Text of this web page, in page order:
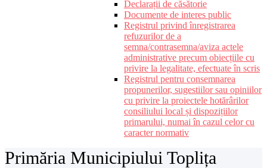
Declarații de căsătorie
Documente de interes public
Registrul privind înregistrarea
refuzurilor de a
semna/contrasemna/aviza actele
administrative precum obiecțiile cu
privire la legalitate, efectuate în scris
Registrul pentru consemnarea
propunerilor, sugestiilor sau opiniilor
cu privire la proiectele hotărârilor
consiliului local și dispozițiilor
primarului, numai în cazul celor cu
caracter normativ
Primăria Municipiului Toplița